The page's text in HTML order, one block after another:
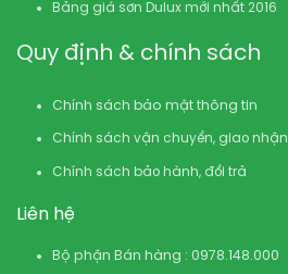
Bảng giá sơn Dulux mới nhất 2016
Quy định & chính sách
Chính sách bảo mật thông tin
Chính sách vận chuyển, giao nhận
Chính sách bảo hành, đổi trả
Liên hệ
Bộ phận Bán hàng : 0978.148.000